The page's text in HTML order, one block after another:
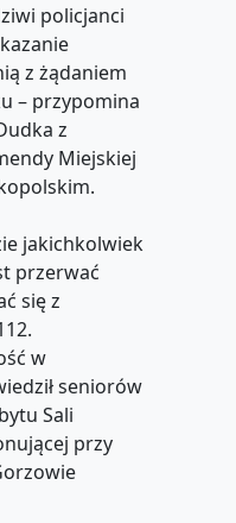
policjanci
z żądaniem
– przypomina
z
Miejskiej
jakichkolwiek
przerwać
się z
w
seniorów
Sali
przy